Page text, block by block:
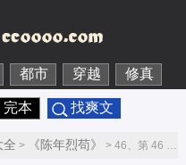
都市 穿越 修真
完本 找爽文
全 > 《陈年烈苟》 > 46、第 46 章第1节